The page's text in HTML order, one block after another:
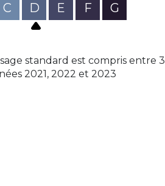
C D E F G
standard est compris entre 3
2021, 2022 et 2023